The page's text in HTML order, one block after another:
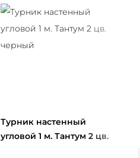
Турник настенный
угловой 1 м. Тантум 2 цв.